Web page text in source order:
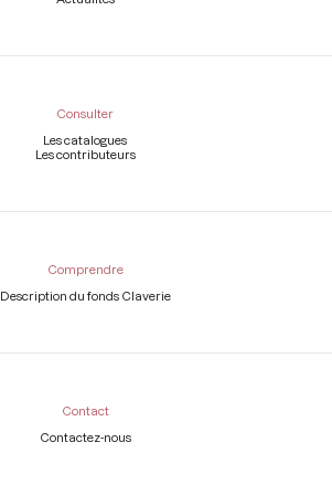
Consulter
Les catalogues
Les contributeurs
Comprendre
Description du fonds Claverie
Contact
Contactez-nous